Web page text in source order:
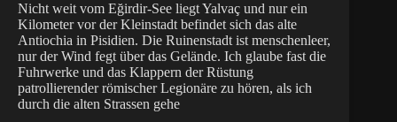
Nicht weit vom Eğirdir-See liegt Yalvaç und nur ein
Kilometer vor der Kleinstadt befindet sich das alte
Antiochia in Pisidien. Die Ruinenstadt ist menschenleer,
nur der Wind fegt über das Gelände. Ich glaube fast die
Fuhrwerke und das Klappern der Rüstung
patrollierender römischer Legionäre zu hören, als ich
durch die alten Strassen gehe